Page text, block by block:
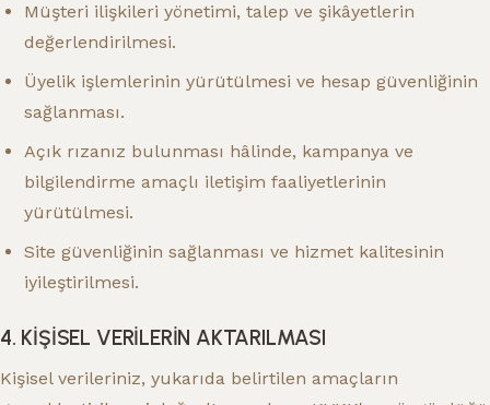
Müşteri ilişkileri yönetimi, talep ve şikâyetlerin
değerlendirilmesi.
Üyelik işlemlerinin yürütülmesi ve hesap güvenliğinin
sağlanması.
Açık rızanız bulunması hâlinde, kampanya ve
bilgilendirme amaçlı iletişim faaliyetlerinin
yürütülmesi.
Site güvenliğinin sağlanması ve hizmet kalitesinin
iyileştirilmesi.
4. KİŞİSEL VERİLERİN AKTARILMASI
Kişisel verileriniz, yukarıda belirtilen amaçların